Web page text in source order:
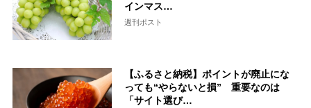
インマス…
週刊ポスト
【ふるさと納税】ポイントが廃止にな
っても“やらないと損” 重要なのは
「サイト選び…